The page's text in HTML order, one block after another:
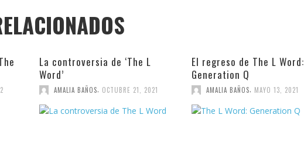
La controversia de ‘The L
Word’
AMALIA BAÑOS, OCTUBRE 21, 2021
El regreso de The L Word:
Generation Q
AMALIA BAÑOS, MAYO 13, 2021